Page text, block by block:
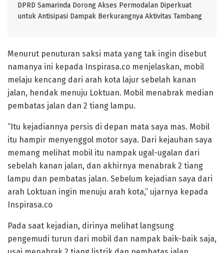
DPRD Samarinda Dorong Akses Permodalan Diperkuat
untuk Antisipasi Dampak Berkurangnya Aktivitas Tambang
Menurut penuturan saksi mata yang tak ingin disebut
namanya ini kepada Inspirasa.co menjelaskan, mobil
melaju kencang dari arah kota lajur sebelah kanan
jalan, hendak menuju Loktuan. Mobil menabrak median
pembatas jalan dan 2 tiang lampu.
“Itu kejadiannya persis di depan mata saya mas. Mobil
itu hampir menyenggol motor saya. Dari kejauhan saya
memang melihat mobil itu nampak ugal-ugalan dari
sebelah kanan jalan, dan akhirnya menabrak 2 tiang
lampu dan pembatas jalan. Sebelum kejadian saya dari
arah Loktuan ingin menuju arah kota,” ujarnya kepada
Inspirasa.co
Pada saat kejadian, dirinya melihat langsung
pengemudi turun dari mobil dan nampak baik-baik saja,